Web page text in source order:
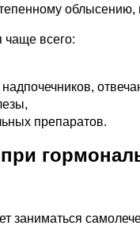
всего:
препаратов.
заниматься